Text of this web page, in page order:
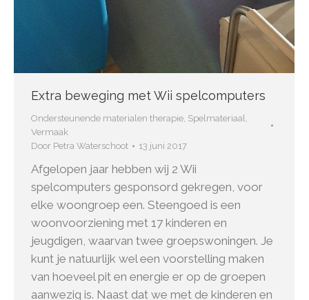
Extra beweging met Wii spelcomputers
Ondersteunende materialen therapie Spelmateriaal
Vermaak
Door Petra Waterschoot 13 juni 2017
Afgelopen jaar hebben wij 2 Wii
spelcomputers gesponsord gekregen, voor
elke woongroep een. Steengoed is een
woonvoorziening met 17 kinderen en
jeugdigen, waarvan twee groepswoningen. Je
kunt je natuurlijk wel een voorstelling maken
van hoeveel pit en energie er op de groepen
aanwezig is. Naast dat we met de kinderen en